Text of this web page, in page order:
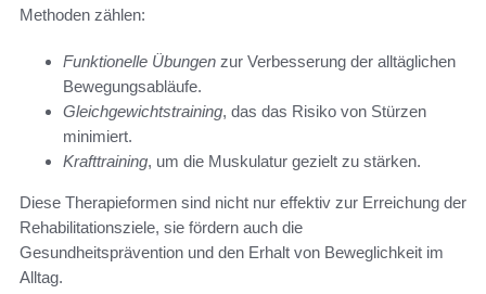
Methoden zählen:
Funktionelle Übungen zur Verbesserung der alltäglichen
Bewegungsabläufe.
Gleichgewichtstraining, das das Risiko von Stürzen
minimiert.
Krafttraining, um die Muskulatur gezielt zu stärken.
Diese Therapieformen sind nicht nur effektiv zur Erreichung der
Rehabilitationsziele, sie fördern auch die
Gesundheitsprävention und den Erhalt von Beweglichkeit im
Alltag.